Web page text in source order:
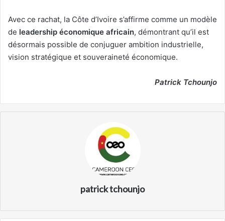
Avec ce rachat, la Côte d’Ivoire s’affirme comme un modèle
de leadership économique africain, démontrant qu’il est
désormais possible de conjuguer ambition industrielle,
vision stratégique et souveraineté économique.
Patrick Tchounjo
patrick tchounjo